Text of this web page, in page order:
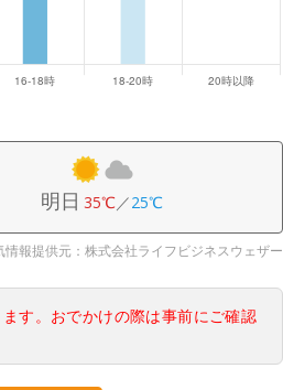
明日 35℃／25℃
情報提供元：株式会社ライフビジネスウェザー
す。おでかけの際は事前にご確認